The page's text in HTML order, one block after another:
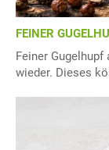
FEINER
Feiner
wieder. Dieses